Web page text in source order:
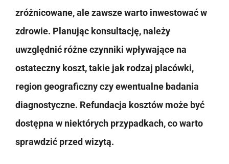
zróżnicowane, ale zawsze warto inwestować w
zdrowie. Planując konsultację, należy
uwzględnić różne czynniki wpływające na
ostateczny koszt, takie jak rodzaj placówki,
region geograficzny czy ewentualne badania
diagnostyczne. Refundacja kosztów może być
dostępna w niektórych przypadkach, co warto
sprawdzić przed wizytą.